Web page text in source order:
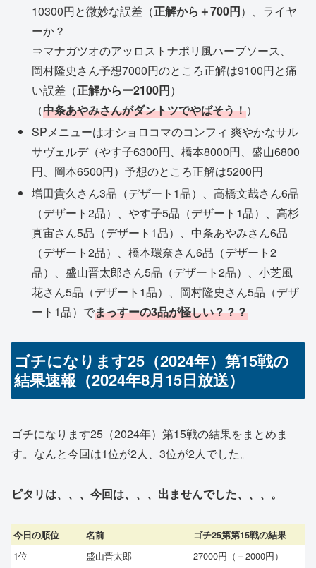
10300円と微妙な誤差（正解から＋700円）、ライヤ
ーか？
⇒マナガツオのアッロストナポリ風ハーブソース、
岡村隆史さん予想7000円のところ正解は9100円と痛
い誤差（正解からー2100円）
（中条あやみさんがダントツでやばそう！）
SPメニューはオショロコマのコンフィ 爽やかなサル
サヴェルデ（やす子6300円、橋本8000円、盛山6800
円、岡本6500円）予想のところ正解は5200円
増田貴久さん3品（デザート1品）、高橋文哉さん6品
（デザート2品）、やす子5品（デザート1品）、高杉
真宙さん5品（デザート1品）、中条あやみさん6品
（デザート2品）、橋本環奈さん6品（デザート2
品）、盛山晋太郎さん5品（デザート2品）、小芝風
花さん5品（デザート1品）、岡村隆史さん5品（デザ
ート1品）でまっすーの3品が怪しい？？？
ゴチになります25（2024年）第15戦の
結果速報（2024年8月15日放送）
ゴチになります25（2024年）第15戦の結果をまとめま
す。なんと今回は1位が2人、3位が2人でした。
ピタリは、、、今回は、、、出ませんでした、、、。
今日の順位 名前 ゴチ25第第15戦の結果
1位 盛山晋太郎
27000円（＋2000円）